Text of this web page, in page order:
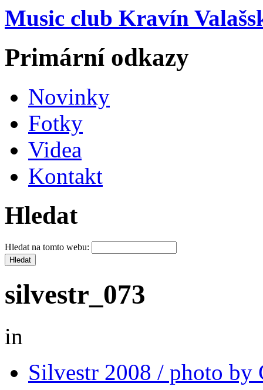
Music club Kravín
Primární odkazy
Novinky
Fotky
Videa
Kontakt
Hledat
Hledat na tomto webu:
silvestr_073
in
Silvestr 2008 / photo by